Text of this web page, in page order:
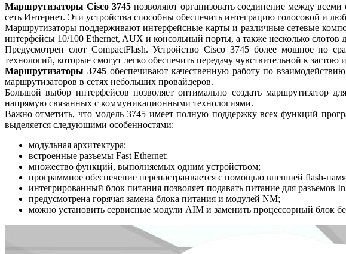
Маршрутизаторы Cisco 3745позволяют организовать соединение между
сеть Интернет. Эти устройства способны обеспечить интеграцию голосовой и
Маршрутизаторы поддерживают интерфейсные карты и различные сетевые
интерфейсы 10/100 Ethernet, AUX и консольный порты, а также несколько слотов
Предусмотрен слот CompactFlash. Устройство Cisco 3745 более мощное по
технологий, которые смогут легко обеспечить передачу чувствительной к
Маршрутизаторы 3745обеспечивают качественную работу по
маршрутизаторов в сетях небольших провайдеров.
Большой выбор интерфейсов позволяет оптимально создать маршрутизатор
напрямую связанных с коммуникационными технологиями.
Важно отметить, что модель 3745 имеет полную поддержку всех функций
выделяется следующими особенностями:
модульная архитектура;
встроенные разъемы Fast Ethernet;
множество функций, выполняемых одним устройством;
программное обеспечение перенастраивается с помощью внешней flash-
интегрированный блок питания позволяет подавать питание для разъемов
предусмотрена горячая замена блока питания и модулей NM;
можно установить сервисные модули AIM и заменить процессорный блок